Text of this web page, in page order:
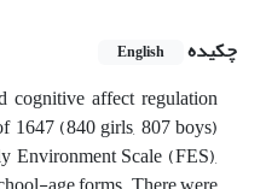
چکیده English
cognitive affect regulation
1647 (840 girls, 807 boys)
Environment Scale (FES),